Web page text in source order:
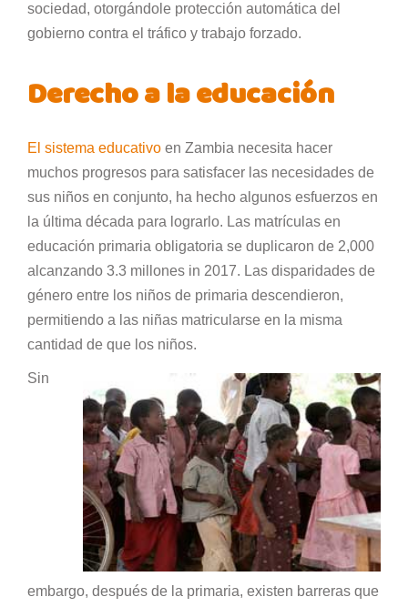
sociedad, otorgándole protección automática del
gobierno contra el tráfico y trabajo forzado.
Derecho a la educación
El sistema educativo en Zambia necesita hacer
muchos progresos para satisfacer las necesidades de
sus niños en conjunto, ha hecho algunos esfuerzos en
la última década para lograrlo. Las matrículas en
educación primaria obligatoria se duplicaron de 2,000
alcanzando 3.3 millones in 2017. Las disparidades de
género entre los niños de primaria descendieron,
permitiendo a las niñas matricularse en la misma
cantidad de que los niños.
Sin
embargo, después de la primaria, existen barreras que